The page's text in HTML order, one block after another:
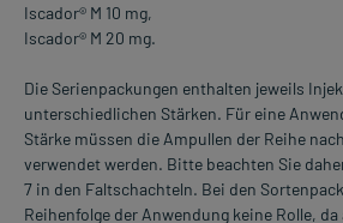
Iscador® M 10 mg,
Iscador® M 20 mg.
Die Serienpackungen enthalten jeweils
unterschiedlichen Stärken. Für eine
Stärke müssen die Ampullen der Reihe
verwendet werden. Bitte beachten Sie
7 in den Faltschachteln. Bei den
Reihenfolge der Anwendung keine Rolle,